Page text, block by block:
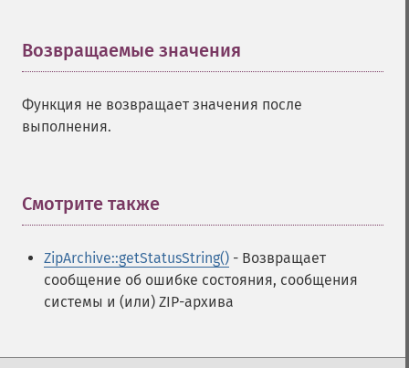
Возвращаемые значения
Функция не возвращает значения после
выполнения.
Смотрите также
ZipArchive::getStatusString() - Возвращает
сообщение об ошибке состояния, сообщения
системы и (или) ZIP-архива